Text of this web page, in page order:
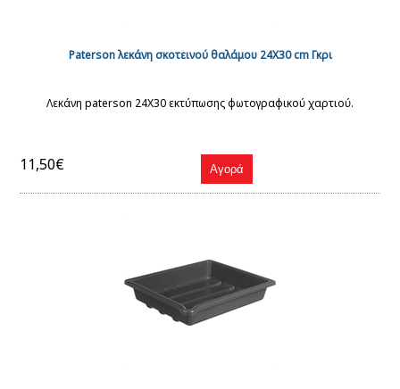
Paterson λεκάνη σκοτεινού θαλάμου 24Χ30 cm Γκρι
Λεκάνη paterson 24Χ30 εκτύπωσης φωτογραφικού χαρτιού.
11,50€